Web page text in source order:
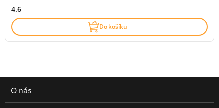
4.6
Do košíku
O nás